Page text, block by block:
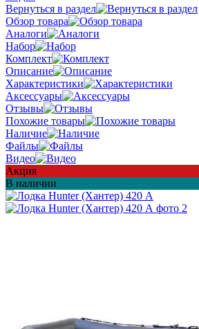
Вернуться в раздел
Обзор товара
Аналоги
Набор
Комплект
Описание
Характеристики
Аксессуары
Отзывы
Похожие товары
Наличие
Файлы
Видео
Акция
В наличии